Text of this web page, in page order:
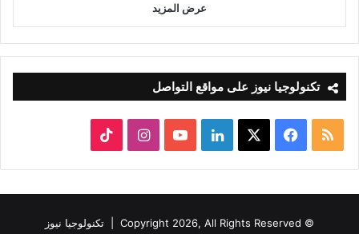
عرض المزيد
تكنولوجيا نيوز على مواقع التواصل
ملخص
الموقع
RSS
فيسبوك لينكدإن‫YouTubeانستقرام
© Copyright 2026, All Rights Reserved | تكنولوجيا نيوز